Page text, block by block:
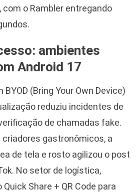
com o Rambler entregando
ambientes
Android 17
(Bring Your Own Device)
reduziu incidentes de
de chamadas fake.
gastronômicos, a
de tela e rosto agilizou o post
No setor de logística,
Share + QR Code para